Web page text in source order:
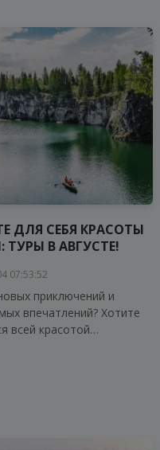
ДЛЯ СЕБЯ КРАСОТЫ
ТУРЫ В АВГУСТЕ!
07:53:52
приключений и
впечатлений? Хотите
всей красотой